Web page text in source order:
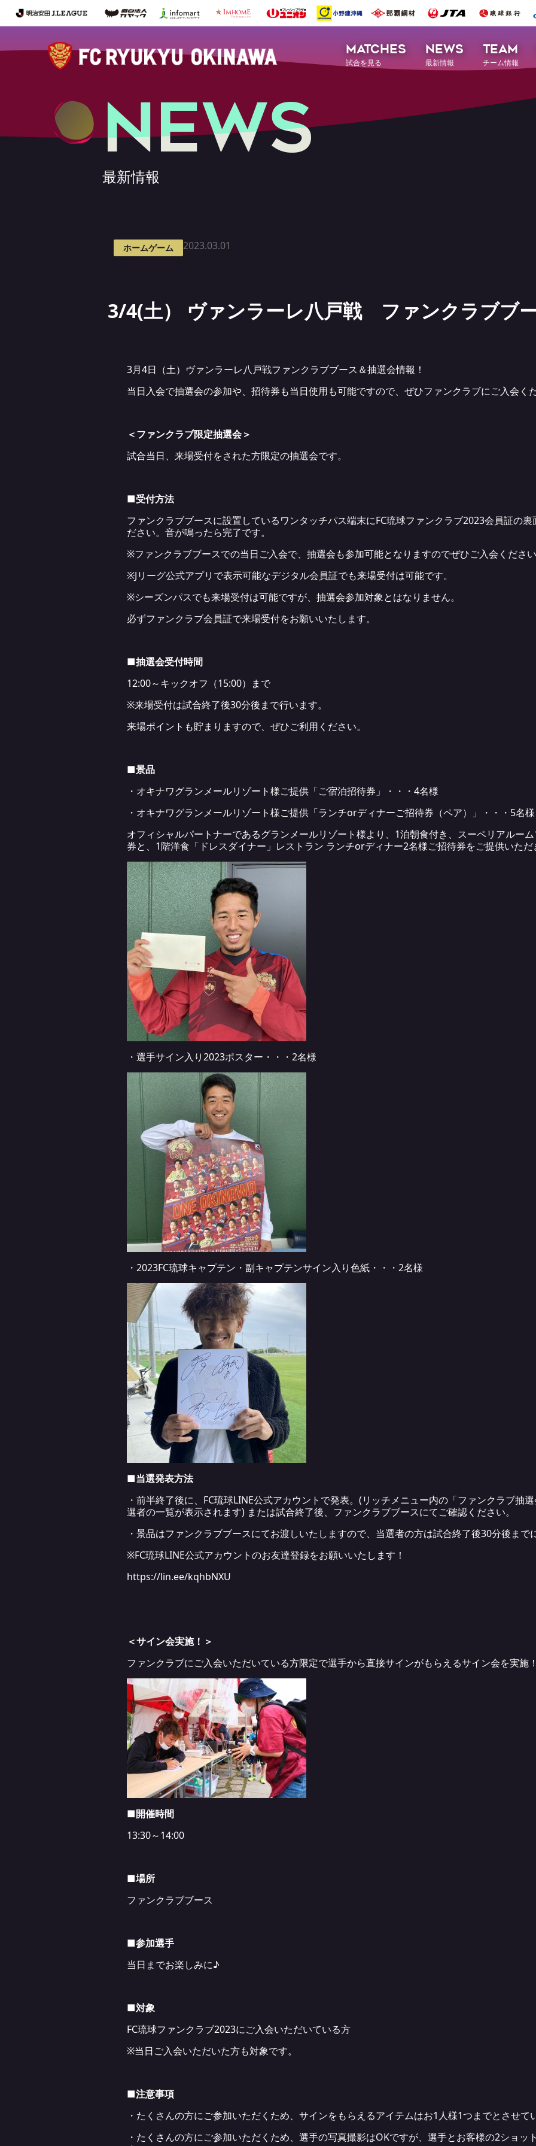
MATCHES
試合を見る
NEWS
最新情報
TEAM
チーム情報
NEWS
最新情報
ホームゲーム 2023.03.01
3/4(土） ヴァンラーレ八戸戦 ファンクラブブ
3月4日（土）ヴァンラーレ八戸戦ファンクラブブース＆抽選会情報！
当日入会で抽選会の参加や、招待券も当日使用も可能ですので、ぜひファンクラブにご入会く
＜ファンクラブ限定抽選会＞
試合当日、来場受付をされた方限定の抽選会です。
■受付方法
ファンクラブブースに設置しているワンタッチパス端末にFC琉球ファンクラブ2023会員証の
ださい。音が鳴ったら完了です。
※ファンクラブブースでの当日ご入会で、抽選会も参加可能となりますのでぜひご入会くださ
※Jリーグ公式アプリで表示可能なデジタル会員証でも来場受付は可能です。
※シーズンパスでも来場受付は可能ですが、抽選会参加対象とはなりません。
必ずファンクラブ会員証で来場受付をお願いいたします。
■抽選会受付時間
12:00～キックオフ（15:00）まで
※来場受付は試合終了後30分後まで行います。
来場ポイントも貯まりますので、ぜひご利用ください。
■景品
・オキナワグランメールリゾート様ご提供「ご宿泊招待券」・・・4名様
・オキナワグランメールリゾート様ご提供「ランチorディナーご招待券（ペア）」・・・5名様
オフィシャルパートナーであるグランメールリゾート様より、1泊朝食付き、スーペリアルー
券と、1階洋食「ドレスダイナー」レストラン ランチorディナー2名様ご招待券をご提供いた
・選手サイン入り2023ポスター・・・2名様
・2023FC琉球キャプテン・副キャプテンサイン入り色紙・・・2名様
■当選発表方法
・前半終了後に、FC琉球LINE公式アカウントで発表。(リッチメニュー内の「ファンクラブ抽
選者の一覧が表示されます) または試合終了後、ファンクラブブースにてご確認ください。
・景品はファンクラブブースにてお渡しいたしますので、当選者の方は試合終了後30分後まで
※FC琉球LINE公式アカウントのお友達登録をお願いいたします！
https://lin.ee/kqhbNXU
＜サイン会実施！＞
ファンクラブにご入会いただいている方限定で選手から直接サインがもらえるサイン会を実施
■開催時間
13:30～14:00
■場所
ファンクラブブース
■参加選手
当日までお楽しみに♪
■対象
FC琉球ファンクラブ2023にご入会いただいている方
※当日ご入会いただいた方も対象です。
■注意事項
・たくさんの方にご参加いただくため、サインをもらえるアイテムはお1人様1つまでとさせて
・たくさんの方にご参加いただくため、選手の写真撮影はOKですが、選手とお客様の2ショッ